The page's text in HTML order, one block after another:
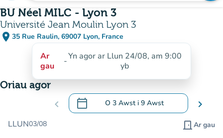
BU Néel MILC - Lyon 3
Université Jean Moulin Lyon 3
place 35 Rue Raulin, 69007 Lyon, France
(agor yn Google Maps)
(tab newydd)
Ar
gau
-Yn agor ar Llun 24/08, am 9:00
yb
Oriau agor
chevron_left calendar_today O 3 Awst i 9 Awst
.Agor y calendr i newid dyddiadau chevron_right
LLUN03/08 door_front Ar gau